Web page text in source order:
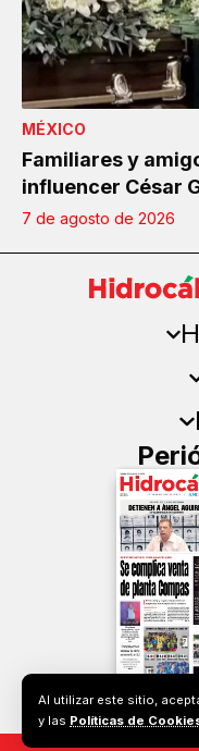
Al utilizar este sitio,
y las Políticas de
MÉXICO
Familiares y
influencer César
7 de agosto de 2026